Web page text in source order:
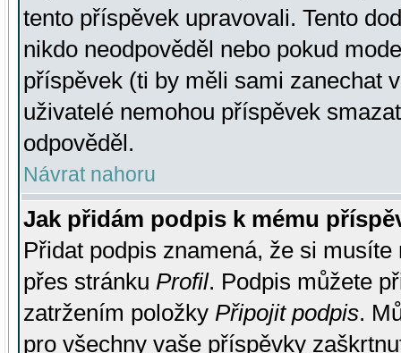
tento příspěvek upravovali. Tento
nikdo neodpověděl nebo pokud
příspěvek (ti by měli sami zanechat
uživatelé nemohou příspěvek
odpověděl.
Návrat nahoru
Jak přidám podpis k mému
Přidat podpis znamená, že si
přes stránku Profil. Podpis můžete
zatržením položky Připojit podpis.
pro všechny vaše příspěvky